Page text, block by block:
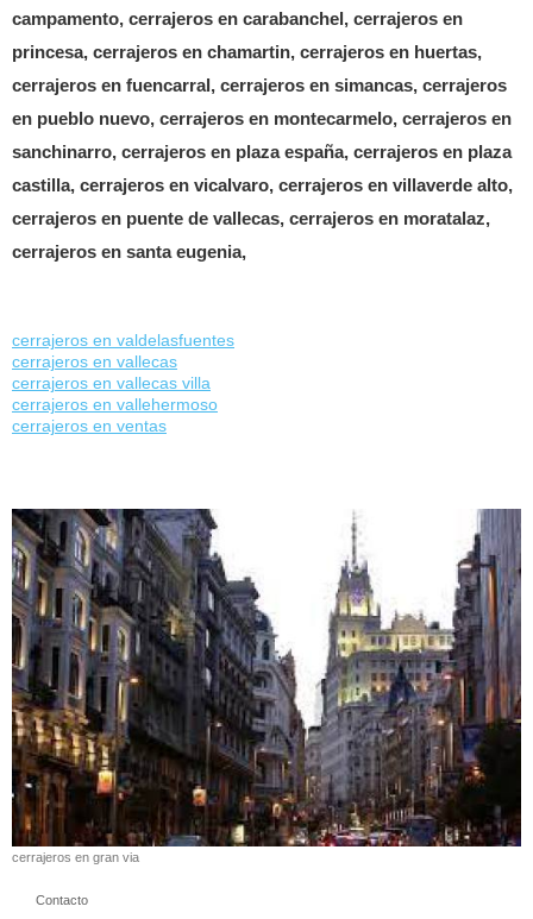
campamento, cerrajeros en carabanchel, cerrajeros en
princesa, cerrajeros en chamartin, cerrajeros en huertas,
cerrajeros en fuencarral, cerrajeros en simancas, cerrajeros
en pueblo nuevo, cerrajeros en montecarmelo, cerrajeros en
sanchinarro, cerrajeros en plaza españa, cerrajeros en plaza
castilla, cerrajeros en vicalvaro, cerrajeros en villaverde alto,
cerrajeros en puente de vallecas, cerrajeros en moratalaz,
cerrajeros en santa eugenia,
cerrajeros en valdelasfuentes
cerrajeros en vallecas
cerrajeros en vallecas villa
cerrajeros en vallehermoso
cerrajeros en ventas
cerrajeros en gran via
Contacto